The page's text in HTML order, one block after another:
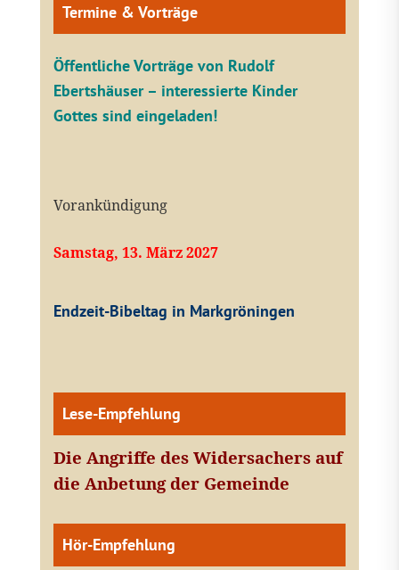
Termine & Vorträge
Öffentliche Vorträge von Rudolf
Ebertshäuser – interessierte Kinder
Gottes sind eingeladen!
Vorankündigung
Samstag, 13. März 2027
Endzeit-Bibeltag in Markgröningen
Lese-Empfehlung
Die Angriffe des Widersachers auf
die Anbetung der Gemeinde
Hör-Empfehlung